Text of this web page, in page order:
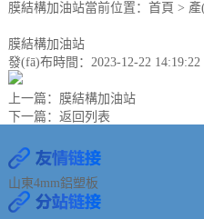
膜結構加油站當前位置： 首頁 > 產
膜結構加油站
發(fā)布時間：2023-12-22 14:19:22
上一篇： 膜結構加油站
下一篇： 返回列表
山東4mm鋁塑板